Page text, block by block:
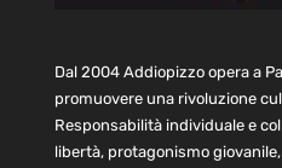
Dal 2004 Addiopizzo opera a
promuovere una rivoluzione
Responsabilità individuale e
libertà, protagonismo